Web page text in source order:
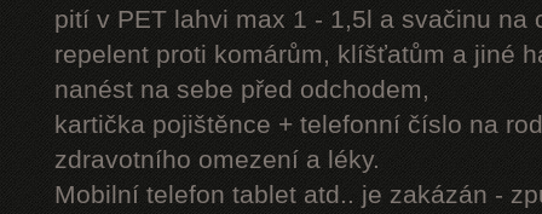
pití v PET lahvi max 1 - 1,5l a svačinu na
repelent proti komárům, klíšťatům a jiné
nanést na sebe před odchodem,
kartička pojištěnce + telefonní číslo na
zdravotního omezení a léky.
Mobilní telefon tablet atd.. je zakázán -